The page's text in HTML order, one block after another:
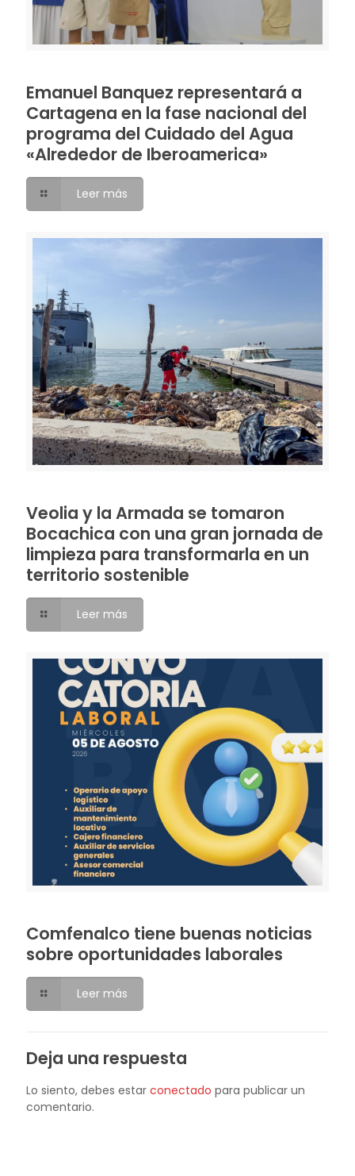
Emanuel Banquez representará a
Cartagena en la fase nacional del
programa del Cuidado del Agua
«Alrededor de Iberoamerica»
Leer más
Veolia y la Armada se tomaron
Bocachica con una gran jornada de
limpieza para transformarla en un
territorio sostenible
Leer más
Comfenalco tiene buenas noticias
sobre oportunidades laborales
Leer más
Deja una respuesta
Lo siento, debes estar conectado para publicar un
comentario.